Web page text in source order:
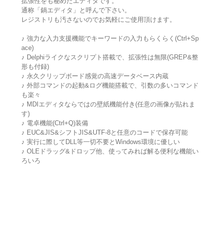
通称「鍋エディタ」と呼んで下さい。
レジストリも汚さないのでお気軽にご使用頂けます。
♪ 強力な入力支援機能でキーワードの入力もらくらく(Ctrl+Sp
ace)
♪ Delphiライクなスクリプト搭載で、拡張性は無限(GREP&整
形も付録)
♪ 永久クリップボード感覚の高速データベース内蔵
♪ 外部コマンドの起動&ログ機能搭載で、引数の多いコマンド
も楽々
♪ MDIエディタならではの壁紙機能付き(任意の画像が貼れま
す)
♪ 電卓機能(Ctrl+Q)装備
♪ EUC&JIS&シフトJIS&UTF-8と任意のコードで保存可能
♪ 実行に際してDLL等一切不要とWindows環境に優しい
♪ OLEドラッグ&ドロップ他、使ってみれば解る便利な機能い
ろいろ